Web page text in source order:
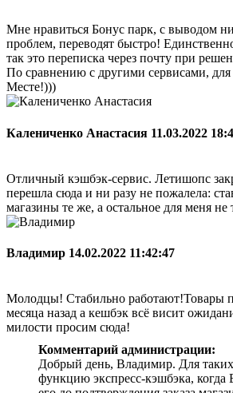
Мне нравиться Бонус парк, с выводом
проблем, переводят быстро!
так это переписка через почту при
По сравнению с другими сервисами, для
Месте!)))
Калениченко Анастасия 11.03.2022
Отличный кэшбэк-сервис. Летишопс
перешла сюда и ни разу не пожалела:
магазины те же, а остальное для меня не
Владимир 14.02.2022 11:42:47
Молодцы! Стабильно работают!Товары
месяца назад а кешбэк всё висит
милости просим сюда!
Комментарий администрации:
Добрый день, Владимир. Для таких
функцию экспресс-кэшбэка,